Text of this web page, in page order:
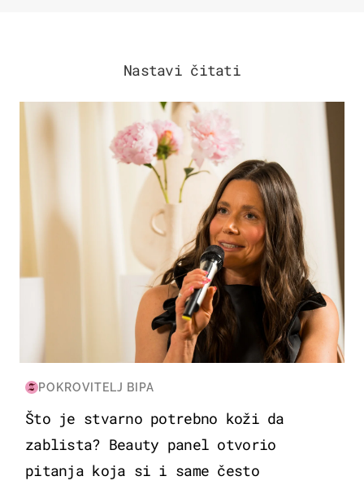
Nastavi čitati
MODA & LJEPOTA
POKROVITELJ BIPA
Što je stvarno potrebno koži da
zablista? Beauty panel otvorio
pitanja koja si i same često